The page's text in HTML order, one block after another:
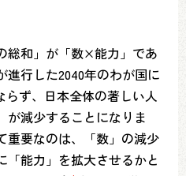
総和」が「数×能力」であ
進行した2040年のわが国に
らず、日本全体の著しい人
が減少することになりま
重要なのは、「数」の減少
「能力」を拡大させるかと